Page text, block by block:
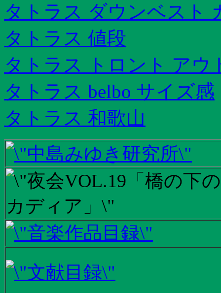
タトラス ダウンベスト
タトラス 値段
タトラス トロント アウ
タトラス belbo サイズ感
タトラス 和歌山